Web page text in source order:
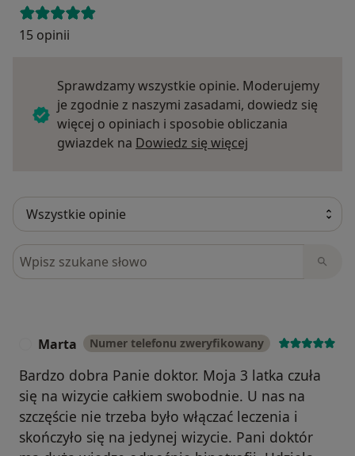
15 opinii
Sprawdzamy wszystkie opinie. Moderujemy
je zgodnie z naszymi zasadami, dowiedz się
więcej o opiniach i sposobie obliczania
gwiazdek na Dowiedz się więcej
Szukaj w opiniach
Marta Numer telefonu zweryfikowany
Bardzo dobra Panie doktor. Moja 3 latka czuła
się na wizycie całkiem swobodnie. U nas na
szczęście nie trzeba było włączać leczenia i
skończyło się na jedynej wizycie. Pani doktór